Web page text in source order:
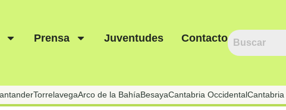
Prensa Juventudes Contacto
TorrelavegaArco de la BahíaBesayaCantabria Occidental